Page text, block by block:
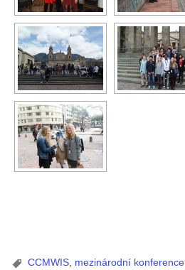
CCMWIS mezinárodní konference